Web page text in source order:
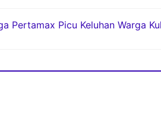
Pertamax Picu Keluhan Warga